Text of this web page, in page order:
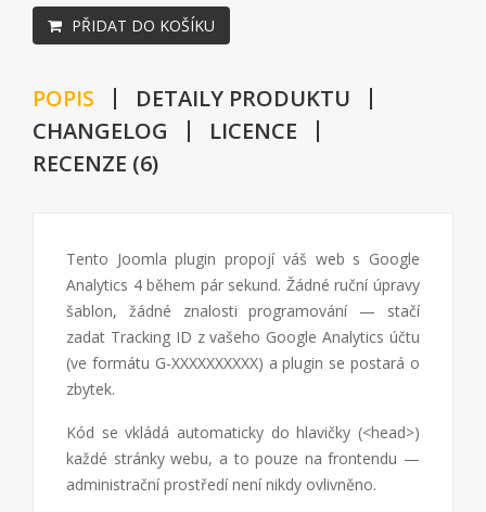
PŘIDAT DO KOŠÍKU
POPIS
DETAILY PRODUKTU
CHANGELOG
LICENCE
RECENZE (6)
Tento Joomla plugin propojí váš web s Google
Analytics 4 během pár sekund. Žádné ruční úpravy
šablon, žádné znalosti programování — stačí
zadat Tracking ID z vašeho Google Analytics účtu
(ve formátu G-XXXXXXXXXX) a plugin se postará o
zbytek.
Kód se vkládá automaticky do hlavičky (<head>)
každé stránky webu, a to pouze na frontendu —
administrační prostředí není nikdy ovlivněno.